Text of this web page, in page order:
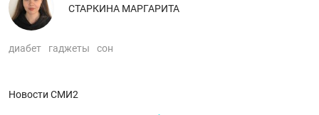
СТАРКИНА МАРГАРИТА
диабет гаджеты сон
Новости СМИ2